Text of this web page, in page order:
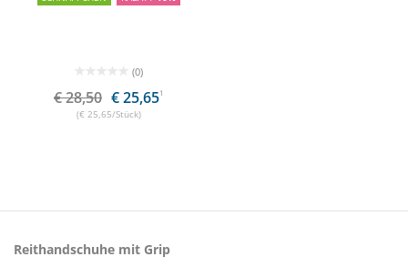
(0)
€ 28,50 € 25,651
(€ 25,65/Stück)
Reithandschuhe mit Grip